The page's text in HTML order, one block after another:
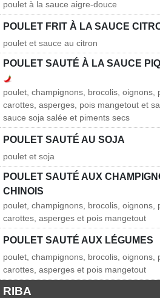
poulet à la sauce aigre-douce
POULET FRIT À LA SAUCE
poulet et sauce au citron
POULET SAUTÉ À LA SAUCE
poulet, champignons, brocolis, oignons,
carottes, asperges, pois mangetout et
sauce soja salée et piments secs
POULET SAUTÉ AU SOJA
poulet et soja
POULET SAUTÉ AUX
CHINOIS
poulet, champignons, brocolis, oignons,
carottes, asperges et pois mangetout
POULET SAUTÉ AUX LÉGUMES
poulet, champignons, brocolis, oignons,
carottes, asperges et pois mangetout
RIBA